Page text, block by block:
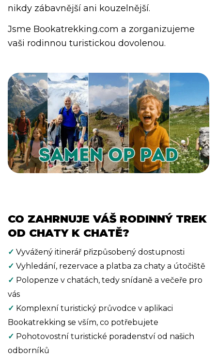
nikdy zábavnější ani kouzelnější.
Jsme Bookatrekking.com a zorganizujeme
vaši rodinnou turistickou dovolenou.
CO ZAHRNUJE VÁŠ RODINNÝ TREK
OD CHATY K CHATĚ?
✓ Vyvážený itinerář přizpůsobený dostupnosti
✓ Vyhledání, rezervace a platba za chaty a útočiště
✓ Polopenze v chatách, tedy snídaně a večeře pro
vás
✓ Komplexní turistický průvodce v aplikaci
Bookatrekking se vším, co potřebujete
✓ Pohotovostní turistické poradenství od našich
odborníků